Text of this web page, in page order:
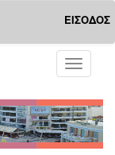
ΕΙΣΟΔΟΣ
Toggle